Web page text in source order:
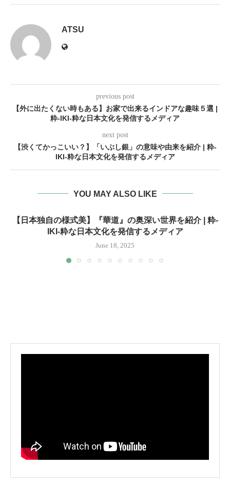
ATSU
previous post
【外に出たくない時もある】お家で出来るインドアな趣味５選 |
粋-IKI-粋な日本文化を発信するメディア
next post
【渋くてかっこいい？】「いぶし銀」の意味や由来を紹介 | 粋-
IKI-粋な日本文化を発信するメディア
YOU MAY ALSO LIKE
【日本独自の様式美】『華道』の奥深い世界を紹介 | 粋-
IKI-粋な日本文化を発信するメディア
June 18, 2025